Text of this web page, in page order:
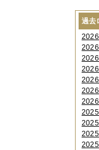
過去